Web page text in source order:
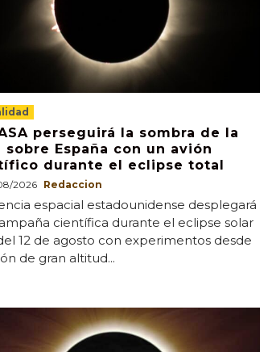
perseguirá la sombra de la
sobre España con un avión
durante el eclipse total
2026 Redaccion
espacial estadounidense desplegará
científica durante el eclipse solar
12 de agosto con experimentos desde
de gran altitud...